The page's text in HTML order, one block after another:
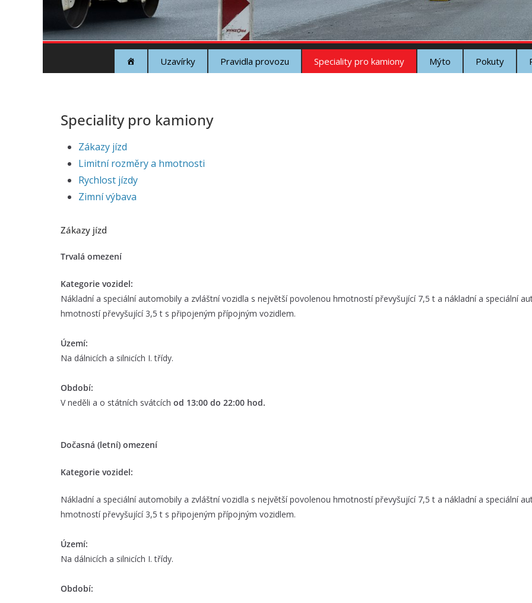
Uzavírky Pravidla provozu Speciality pro kamiony Mýto Pokuty
Speciality pro kamiony
Zákazy jízd
Limitní rozměry a hmotnosti
Rychlost jízdy
Zimní výbava
Zákazy jízd
Trvalá omezení
Kategorie vozidel:
Nákladní a speciální automobily a zvláštní vozidla s největší povolenou hmotností převyšující 7,5 t a nákladní a speciální
hmotností převyšující 3,5 t s připojeným přípojným vozidlem.
Území:
Na dálnicích a silnicích I. třídy.
Období:
V neděli a o státních svátcích od 13:00 do 22:00 hod.
Dočasná (letní) omezení
Kategorie vozidel:
Nákladní a speciální automobily a zvláštní vozidla s největší povolenou hmotností převyšující 7,5 t a nákladní a speciální
hmotností převyšující 3,5 t s připojeným přípojným vozidlem.
Území:
Na dálnicích a silnicích I. třídy.
Období: